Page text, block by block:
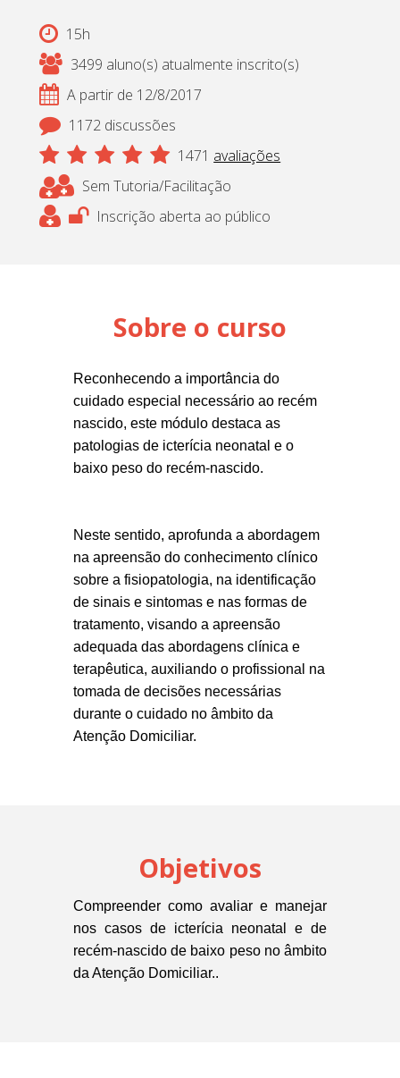
15h
3499 aluno(s) atualmente inscrito(s)
A partir de 12/8/2017
1172 discussões
1471 avaliações
Sem Tutoria/Facilitação
Inscrição aberta ao público
Sobre o curso
Reconhecendo a importância do
cuidado especial necessário ao recém
nascido, este módulo destaca as
patologias de icterícia neonatal e o
baixo peso do recém-nascido.
Neste sentido, aprofunda a abordagem
na apreensão do conhecimento clínico
sobre a fisiopatologia, na identificação
de sinais e sintomas e nas formas de
tratamento, visando a apreensão
adequada das abordagens clínica e
terapêutica, auxiliando o profissional na
tomada de decisões necessárias
durante o cuidado no âmbito da
Atenção Domiciliar.
Objetivos
Compreender como avaliar e manejar
nos casos de icterícia neonatal e de
recém-nascido de baixo peso no âmbito
da Atenção Domiciliar..